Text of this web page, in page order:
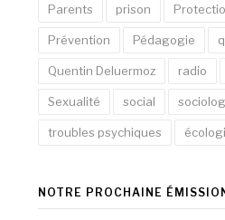
Parents prison
Prévention Pédagogie
Quentin Deluermoz radio
Sexualité social
troubles psychiques
NOTRE PROCHAINE